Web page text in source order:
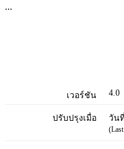
...
เวอร์ชัน 4.0
ปรับปรุงเมื่อ วัน